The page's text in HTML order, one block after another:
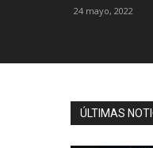
24 mayo, 2022
ÚLTIMAS